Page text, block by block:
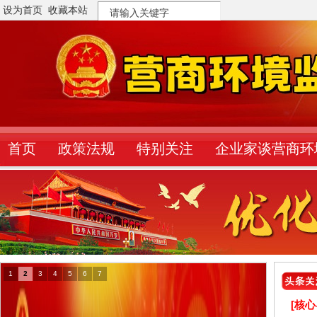
设为首页 收藏本站
搜
索
首页 政策法规 特别关注 企业家谈营商环
1 2 3 4 5 6 7
[核